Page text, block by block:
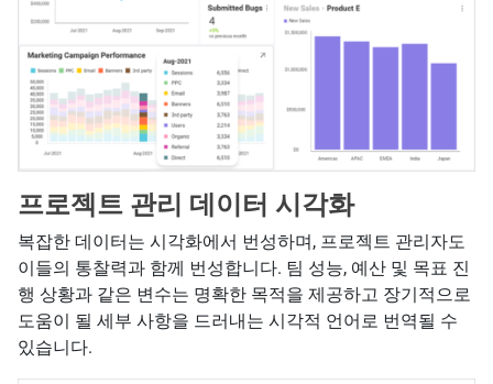
프로젝트 관리 데이터 시각화
복잡한 데이터는 시각화에서 번성하며, 프로젝트 관리자도
이들의 통찰력과 함께 번성합니다. 팀 성능, 예산 및 목표 진
행 상황과 같은 변수는 명확한 목적을 제공하고 장기적으로
도움이 될 세부 사항을 드러내는 시각적 언어로 번역될 수
있습니다.